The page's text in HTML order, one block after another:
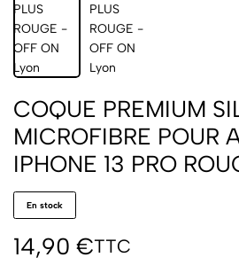
COQUE PREMIUM
MICROFIBRE POUR
IPHONE 13 PRO
En stock
14,90 €TTC